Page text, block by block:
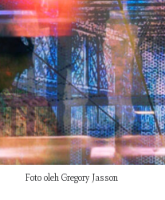
Foto oleh Gregory Jasson